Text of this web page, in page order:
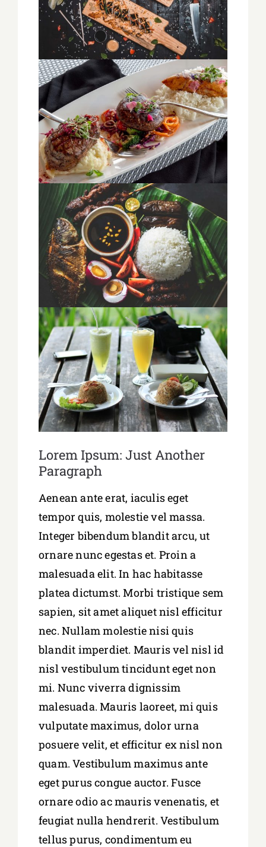
Lorem Ipsum: Just Another
Paragraph
Aenean ante erat, iaculis eget
tempor quis, molestie vel massa.
Integer bibendum blandit arcu, ut
ornare nunc egestas et. Proin a
malesuada elit. In hac habitasse
platea dictumst. Morbi tristique sem
sapien, sit amet aliquet nisl efficitur
nec. Nullam molestie nisi quis
blandit imperdiet. Mauris vel nisl id
nisl vestibulum tincidunt eget non
mi. Nunc viverra dignissim
malesuada. Mauris laoreet, mi quis
vulputate maximus, dolor urna
posuere velit, et efficitur ex nisl non
quam. Vestibulum maximus ante
eget purus congue auctor. Fusce
ornare odio ac mauris venenatis, et
feugiat nulla hendrerit. Vestibulum
tellus purus, condimentum eu